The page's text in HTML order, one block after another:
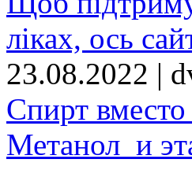
ліках, ось
23.08.2022 |
Спирт
Метанол и